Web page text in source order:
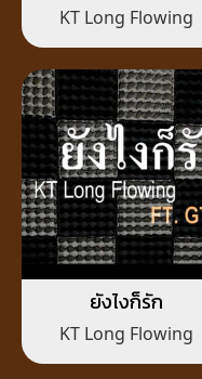
KT Long Flowing
ยังไงก็รัก
KT Long Flowing